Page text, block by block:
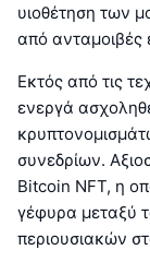
υιοθέτηση των
από ανταμοιβές
Εκτός από τις
ενεργά
συνεδρίων.
Bitcoin NFT, η
γέφυρα μεταξύ
περιουσιακών